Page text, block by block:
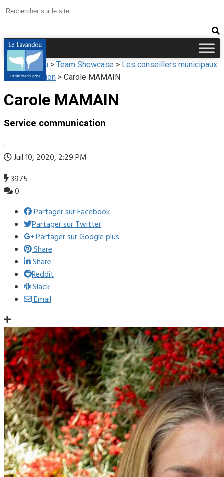
Le Lavandou > Team Showcase > Les conseillers municipaux
de l'opposition > Carole MAMAIN
Carole MAMAIN
Service communication
-
Juil 10, 2020, 2:29 PM
3975
0
Partager sur Facebook
Partager sur Twitter
Partager sur Google plus
Share
Share
Reddit
Slack
Email